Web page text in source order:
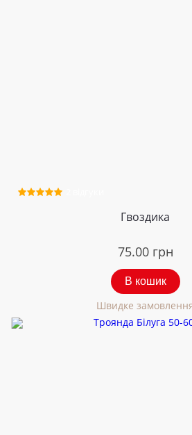
Гвоздика
75.00 грн
В кошик
Швидке